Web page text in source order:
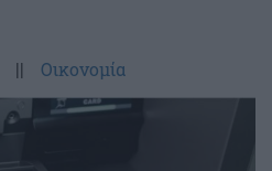
|| Οικονομία